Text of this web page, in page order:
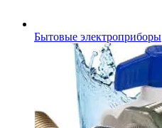
Бытовые электроприборы